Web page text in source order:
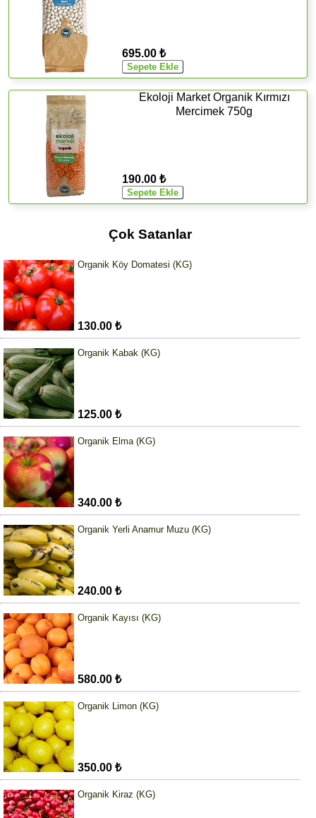
695.00 ₺
Ekoloji Market Organik Kırmızı
Mercimek 750g
190.00 ₺
Çok Satanlar
Organik Köy Domatesi (KG)
130.00 ₺
Organik Kabak (KG)
125.00 ₺
Organik Elma (KG)
340.00 ₺
Organik Yerli Anamur Muzu (KG)
240.00 ₺
Organik Kayısı (KG)
580.00 ₺
Organik Limon (KG)
350.00 ₺
Organik Kiraz (KG)